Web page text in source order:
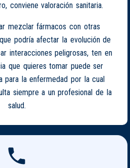
conviene valoración sanitaria.
mezclar fármacos con otras
podría afectar la evolución de
interacciones peligrosas, ten en
que quieres tomar puede ser
para la enfermedad por la cual
siempre a un profesional de la
salud.